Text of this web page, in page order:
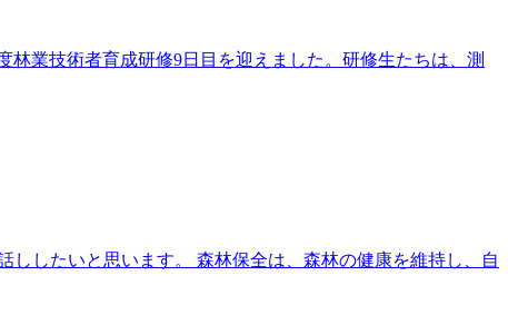
業技術者育成研修9日目を迎えました。研修生たちは、測
したいと思います。 森林保全は、森林の健康を維持し、自